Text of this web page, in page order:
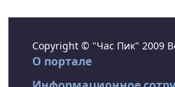
Copyright © "Час Пик" 2009
О портале